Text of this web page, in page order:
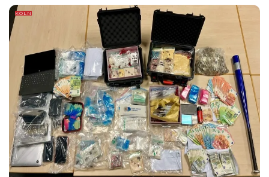
KÖLN